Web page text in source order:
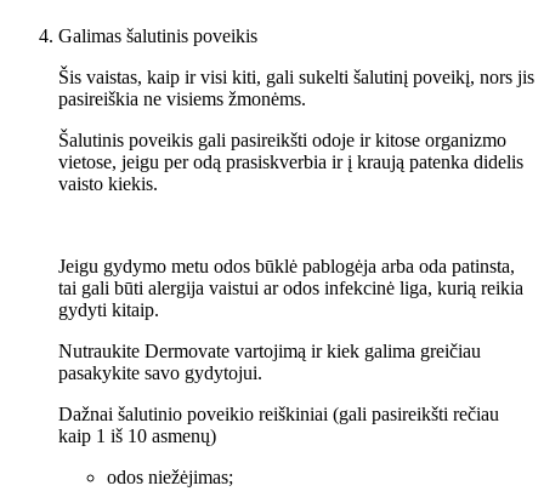
Galimas šalutinis poveikis
Šis vaistas, kaip ir visi kiti, gali sukelti šalutinį poveikį, nors jis
pasireiškia ne visiems žmonėms.
Šalutinis poveikis gali pasireikšti odoje ir kitose organizmo
vietose, jeigu per odą prasiskverbia ir į kraują patenka didelis
vaisto kiekis.
Jeigu gydymo metu odos būklė pablogėja arba oda patinsta,
tai gali būti alergija vaistui ar odos infekcinė liga, kurią reikia
gydyti kitaip.
Nutraukite Dermovate vartojimą ir kiek galima greičiau
pasakykite savo gydytojui.
Dažnai šalutinio poveikio reiškiniai (gali pasireikšti rečiau
kaip 1 iš 10 asmenų)
odos niežėjimas;